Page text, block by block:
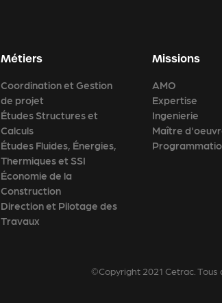
Métiers
Coordination et Gestion
de projet
Études Structures et
Calculs
Études Fluides, Énergies,
Thermiques et SSI
Économie de la
Construction
Direction et Pilotage des
Travaux
Missions
AMO
Expertise
Ingenierie
Maître
©Copyright 2021 Cetrac.